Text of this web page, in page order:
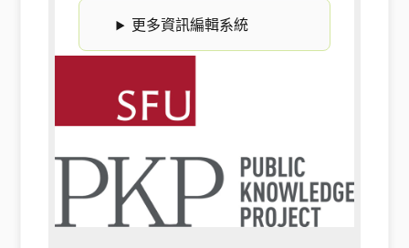
更多資訊編輯系統